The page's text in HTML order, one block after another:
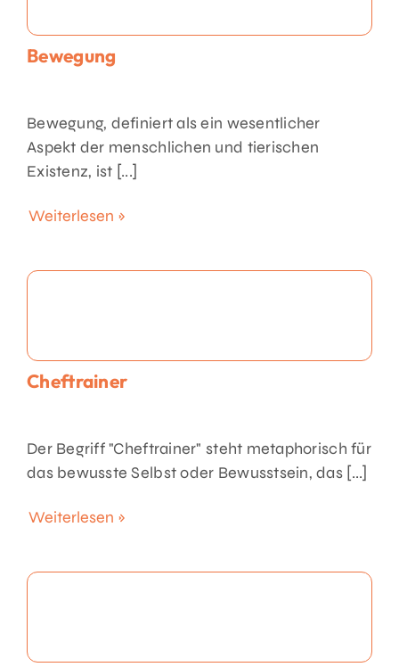
Bewegung
Bewegung, definiert als ein wesentlicher
Aspekt der menschlichen und tierischen
Existenz, ist [...]
Weiterlesen »
Cheftrainer
Der Begriff "Cheftrainer" steht metaphorisch für
das bewusste Selbst oder Bewusstsein, das [...]
Weiterlesen »